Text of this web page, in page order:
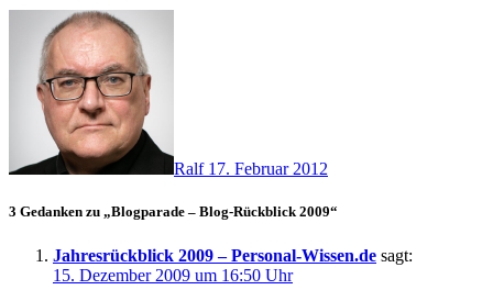
Ralf 17. Februar 2012
3 Gedanken zu „Blogparade – Blog-Rückblick 2009“
Jahresrückblick 2009 – Personal-Wissen.de sagt:
15. Dezember 2009 um 16:50 Uhr